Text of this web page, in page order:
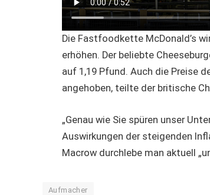
Die Fastfoodkette McDonald’s
erhöhen. Der beliebte
auf 1,19 Pfund. Auch die Preise
angehoben, teilte der britische
„Genau wie Sie spüren unser
Auswirkungen der steigenden
Macrow durchlebe man aktuell
Aufmacher